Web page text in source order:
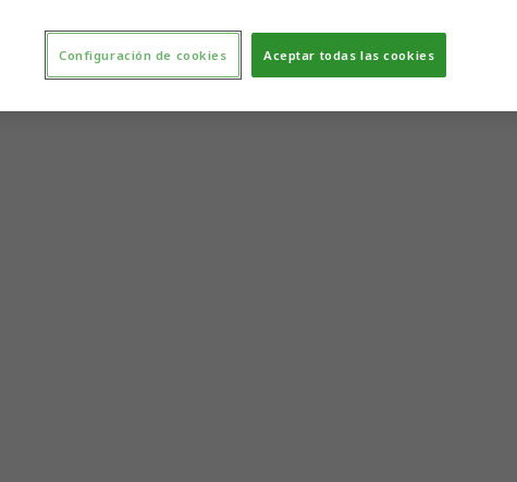
Aceptar todas las cookies
Configuración de cookies